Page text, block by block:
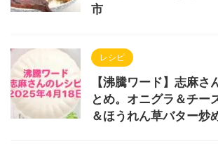
市
レシピ
【沸騰ワード】志麻さ
とめ。オニグラ＆チー
＆ほうれん草バター炒